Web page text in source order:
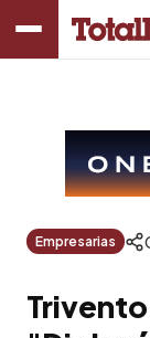
Empresarias